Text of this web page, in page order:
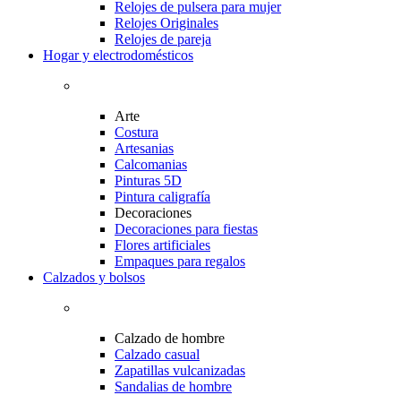
Relojes de pulsera para mujer
Relojes Originales
Relojes de pareja
Hogar y electrodomésticos
Arte
Costura
Artesanias
Calcomanias
Pinturas 5D
Pintura caligrafía
Decoraciones
Decoraciones para fiestas
Flores artificiales
Empaques para regalos
Calzados y bolsos
Calzado de hombre
Calzado casual
Zapatillas vulcanizadas
Sandalias de hombre